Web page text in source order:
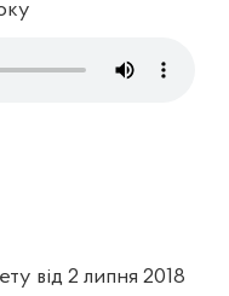
від 2 липня 2018